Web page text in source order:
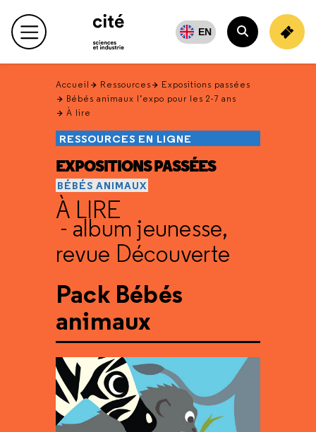
en
haut Menu principal EN
Rechercher
Accueil Ressources
Expositions passées
Bébés animaux l’expo pour les 2-7 ans
À lire
RESSOURCES EN LIGNE
EXPOSITIONS PASSÉES
BÉBÉS ANIMAUX
À LIRE
- album jeunesse,
revue Découverte
Pack Bébés
animaux